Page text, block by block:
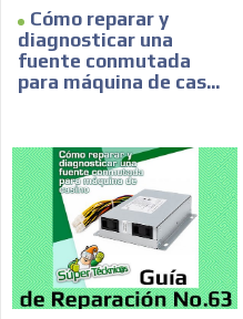
Cómo reparar y
diagnosticar una
fuente conmutada
para máquina de cas...